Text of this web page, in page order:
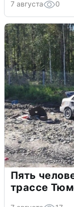
7 августа 0
Пять
трассе